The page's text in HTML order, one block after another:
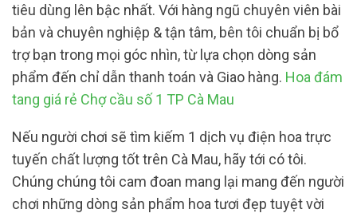
tiêu dùng lên bậc nhất. Với hàng ngũ chuyên viên bài
bản và chuyên nghiệp & tận tâm, bên tôi chuẩn bị bổ
trợ bạn trong mọi góc nhìn, từ lựa chọn dòng sản
phẩm đến chỉ dẫn thanh toán và Giao hàng. Hoa đám
tang giá rẻ Chợ cầu số 1 TP Cà Mau
Nếu người chơi sẽ tìm kiếm 1 dịch vụ điện hoa trực
tuyến chất lượng tốt trên Cà Mau, hãy tới có tôi.
Chúng chúng tôi cam đoan mang lại mang đến người
chơi những dòng sản phẩm hoa tươi đẹp tuyệt vời